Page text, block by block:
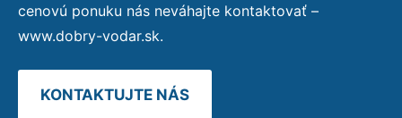
cenovú ponuku nás neváhajte kontaktovať –
www.dobry-vodar.sk.
KONTAKTUJTE NÁS